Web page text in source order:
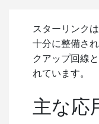
スターリンク
十分に整備さ
クアップ回線
れています。
主な応